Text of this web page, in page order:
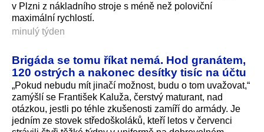
v Plzni z nákladního stroje s méně než poloviční
maximální rychlostí.
minulý týden
Brigáda se tomu říkat nemá. Hod granátem,
120 ostrých a nakonec desítky tisíc na účtu
„Pokud nebudu mít jinačí možnost, budu o tom uvažovat,“
zamýšlí se František Kaluža, čerstvý maturant, nad
otázkou, jestli po téhle zkušenosti zamíří do armády. Je
jedním ze stovek středoškoláků, kteří letos v červenci